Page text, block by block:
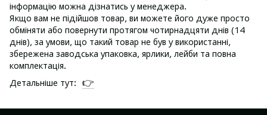
інформацію можна дізнатись у менеджера.
Якщо вам не підійшов товар, ви можете його дуже просто
обміняти або повернути протягом чотирнадцяти днів (14
днів), за умови, що такий товар не був у використанні,
збережена заводська упаковка, ярлики, лейби та повна
комплектація.
Детальніше тут:
👉